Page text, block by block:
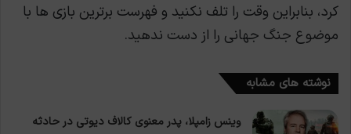
کرد، بنابراین وقت را تلف نکنید و فهرست برترین بازی ها با
موضوع جنگ جهانی را از دست ندهید.
نوشته های مشابه
وینس زامپلا، پدر معنوی کالاف دیوتی در حادثه